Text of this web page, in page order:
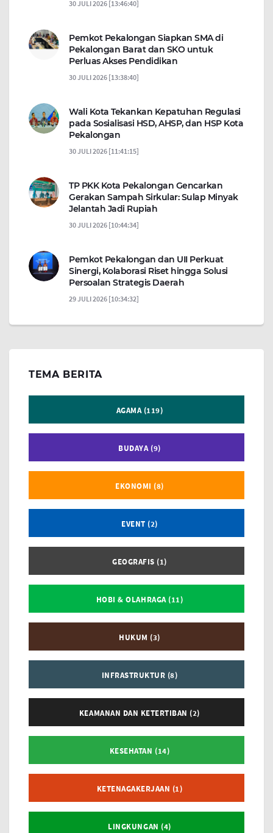
30 JULI 2026 [13:46:40]
Pemkot Pekalongan Siapkan SMA di
Pekalongan Barat dan SKO untuk
Perluas Akses Pendidikan
30 JULI 2026 [13:38:40]
Wali Kota Tekankan Kepatuhan Regulasi
pada Sosialisasi HSD, AHSP, dan HSP Kota
Pekalongan
30 JULI 2026 [11:41:15]
TP PKK Kota Pekalongan Gencarkan
Gerakan Sampah Sirkular: Sulap Minyak
Jelantah Jadi Rupiah
30 JULI 2026 [10:44:34]
Pemkot Pekalongan dan UII Perkuat
Sinergi, Kolaborasi Riset hingga Solusi
Persoalan Strategis Daerah
29 JULI 2026 [10:34:32]
TEMA BERITA
AGAMA (119)
BUDAYA (9)
EKONOMI (8)
EVENT (2)
GEOGRAFIS (1)
HOBI & OLAHRAGA (11)
HUKUM (3)
INFRASTRUKTUR (8)
KEAMANAN DAN KETERTIBAN (2)
KESEHATAN (14)
KETENAGAKERJAAN (1)
LINGKUNGAN (4)